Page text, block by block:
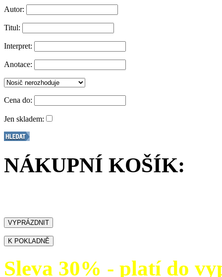
Autor:
Titul:
Interpret:
Anotace:
Cena do:
Jen skladem:
NÁKUPNÍ KOŠÍK:
Sleva 30% - platí do